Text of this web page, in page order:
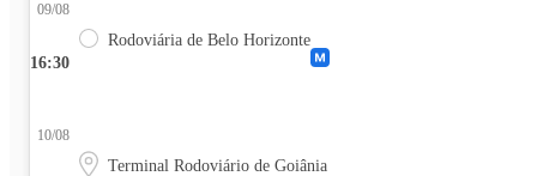
16:30
09/08
Rodoviária de Belo Horizonte
10/08
Terminal Rodoviário de Goiânia